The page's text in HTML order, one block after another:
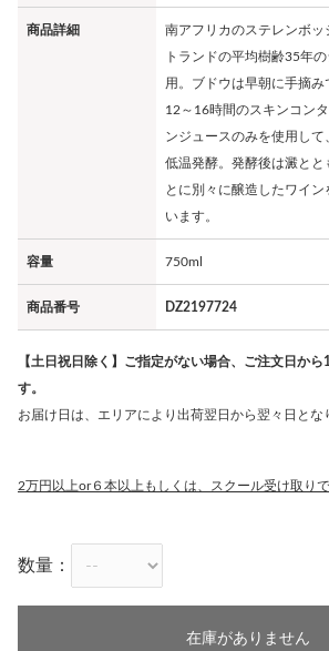
商品詳細
南アフリカのステレンボッ
トランドの平均樹齢35年
用。ブドウは早朝に手摘
12～16時間のスキンコン
ンジュースのみを使用し
低温発酵。発酵後は澱と
とに別々に醸造したワイ
います。
容量 750ml
商品番号 DZ2197724
【土日祝日除く】ご指定がない場合、ご注文日か
す。
お届け日は、エリアにより出荷翌日から翌々日とな
2万円以上or６本以上もしくは、スクール受け取り
数量：
在庫がありません